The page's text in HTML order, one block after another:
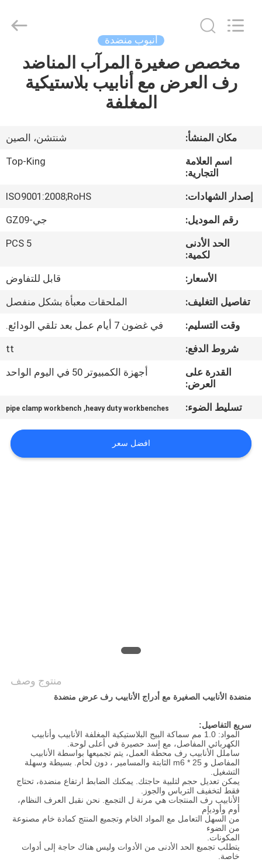
المنزل
حولنا
في
المصنع
مراقبة
الجودة
اتصل
اطلب
اقتباس
الموقع
أنبوب منضدة
مخصص صغيرة المرآب المناضد
رف العرض مع أنابيب بلاستيكية
المغلفة
مكان المنشأ:
شنتشن، الصين
اسم العلامة
التجارية:
Top-King
إصدار الشهادات:
ISO9001:2008;RoHS
رقم الموديل:
جي-GZ09
الحد الأدنى
لكمية:
5 PCS
الأسعار:
قابل للتفاوض
تفاصيل التغليف:
الملحقات معبأة بشكل منفصل
وقت التسليم:
في غضون 7 أيام عمل بعد تلقي الودائع.
شروط الدفع:
tt
القدرة على
العرض:
أجهزة الكمبيوتر 50 في اليوم الواحد
تسليط الضوء: heavy duty workbenches
,
pipe clamp workbench
افضل سعر
منتوج وصف
منضدة الأنابيب الصغيرة مع أدراج الأنابيب رف عرض منضدة
سريع التفاصيل:
المواد: 1.0 مم سماكة البيج البلاستيكية المغلفة الأنابيب وأنابيب
الكهربائي المفاصل، مع إسد حصيرة في أعلى لوحة.
ساملل الأنابيب رف محطة العمل، يتم تجميعها بواسطة الأنابيب
المفاصل و m6 * 25 الثابتة
والمسامير ، دون لحام. بسيطة وسهلة
التشغيل.
يمكن تعديل حجم لتلبية حاجتك. يمكنك الضابط ارتفاع منضدة، تحتاج
فقط لتخفيف الترباس والجوز.
الأنابيب رف المنتجات هي مرنة ل التجمع. نحن نقبل العرف النظام،
أوم وأوديإم
من السهل التعامل مع المواد الخام وتجميع المنتج كمادة خام مصنوعة
من الضوء
المكونات.
يتطلب تجميع الحد الأدنى من الأدوات وليس هناك حاجة إلى أدوات
خاصة.